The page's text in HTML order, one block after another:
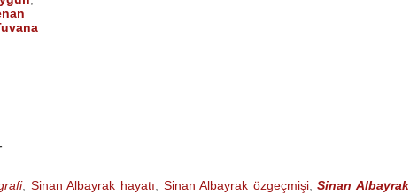
, Sinan Albayrak hayatı Sinan Albayrak özgeçmişi,Sinan Albayrak